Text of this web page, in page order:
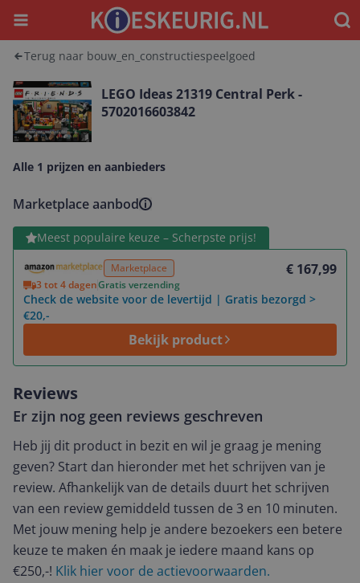
Menu
Terug naar bouw_en_constructiespeelgoed
LEGO Ideas 21319 Central Perk -
5702016603842
Alle 1 prijzen en aanbieders
Marketplace aanbod
Meest populaire keuze – Scherpste prijs!
Marketplace € 167,99
3 tot 4 dagenGratis verzending
Check de website voor de levertijd | Gratis bezorgd >
€20,-
Bekijk product
Bekijk product
Reviews
Er zijn nog geen reviews geschreven
Heb jij dit product in bezit en wil je graag je mening
geven? Start dan hieronder met het schrijven van je
review. Afhankelijk van de details duurt het schrijven
van een review gemiddeld tussen de 3 en 10 minuten.
Met jouw mening help je andere bezoekers een betere
keuze te maken én maak je iedere maand kans op
€250,-! Klik hier voor de actievoorwaarden.